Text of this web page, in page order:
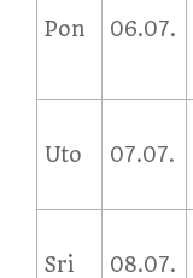
Pon 06.07.
Uto 07.07.
Sri 08.07.